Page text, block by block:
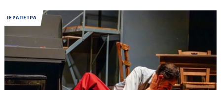
ΙΕΡΑΠΕΤΡΑ